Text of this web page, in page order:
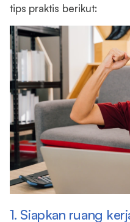
tips praktis berikut:
1. Siapkan ruang